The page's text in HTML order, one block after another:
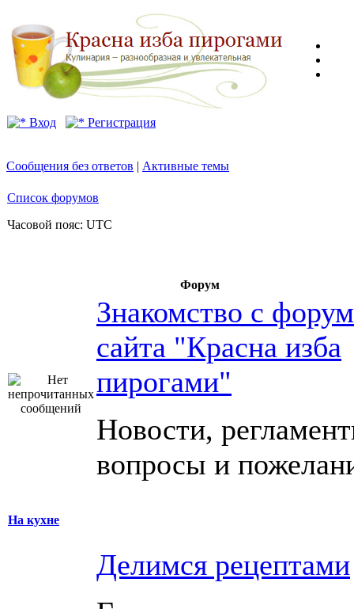
Вход Регистрация
Сообщения без ответов | Активные темы
Список форумов
Часовой пояс: UTC
Форум
Знакомство с
сайта "Красна изба
пирогами"
Новости,
вопросы и
На кухне
Делимся рецептами